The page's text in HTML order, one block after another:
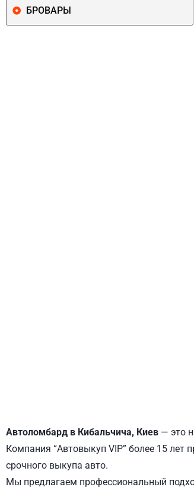
БРОВАРЫ
Автоломбард в Кибальчича, Киев — это
Компания “Автовыкуп VIP” более 15 лет
срочного выкупа авто.
Мы предлагаем профессиональный